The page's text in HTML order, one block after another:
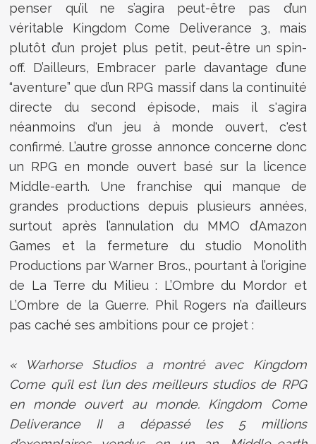
penser qu’il ne s’agira peut-être pas d’un
véritable Kingdom Come Deliverance 3, mais
plutôt d’un projet plus petit, peut-être un spin-
off. D’ailleurs, Embracer parle davantage d’une
“aventure” que d’un RPG massif dans la continuité
directe du second épisode, mais il s'agira
néanmoins d'un jeu à monde ouvert, c'est
confirmé. L’autre grosse annonce concerne donc
un RPG en monde ouvert basé sur la licence
Middle-earth. Une franchise qui manque de
grandes productions depuis plusieurs années,
surtout après l’annulation du MMO d’Amazon
Games et la fermeture du studio Monolith
Productions par Warner Bros., pourtant à l’origine
de La Terre du Milieu : L’Ombre du Mordor et
L’Ombre de la Guerre. Phil Rogers n’a d’ailleurs
pas caché ses ambitions pour ce projet :
« Warhorse Studios a montré avec Kingdom
Come qu’il est l’un des meilleurs studios de RPG
en monde ouvert au monde. Kingdom Come
Deliverance II a dépassé les 5 millions